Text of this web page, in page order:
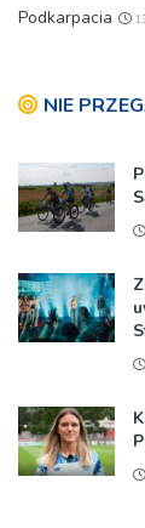
Podkarpacia
NIE